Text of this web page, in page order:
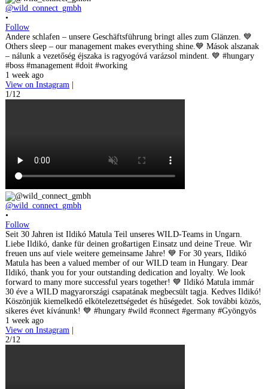
@wild_connect_gmbh
•
Follow
Andere schlafen – unsere Geschäftsführung bringt alles zum Glänzen. 💙
Others sleep – our management makes everything shine.💙 Mások alszanak
– nálunk a vezetőség éjszaka is ragyogóvá varázsol mindent. 💙 #hungary
#boss #management #doit #working
1 week ago
View on Instagram |
1/12
@wild_connect_gmbh
•
Follow
Seit 30 Jahren ist Ildikó Matula Teil unseres WILD-Teams in Ungarn.
Liebe Ildikó, danke für deinen großartigen Einsatz und deine Treue. Wir
freuen uns auf viele weitere gemeinsame Jahre! 💙 For 30 years, Ildikó
Matula has been a valued member of our WILD team in Hungary. Dear
Ildikó, thank you for your outstanding dedication and loyalty. We look
forward to many more successful years together! 💙 Ildikó Matula immár
30 éve a WILD magyarországi csapatának megbecsült tagja. Kedves Ildikó!
Köszönjük kiemelkedő elkötelezettségedet és hűségedet. Sok további közös,
sikeres évet kívánunk! 💙 #hungary #wild #connect #germany #Gyöngyös
1 week ago
View on Instagram |
2/12